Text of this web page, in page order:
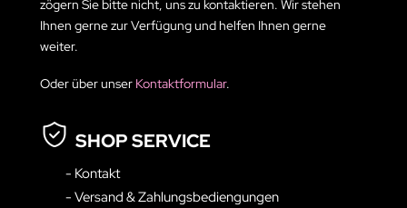
zögern Sie bitte nicht, uns zu kontaktieren. Wir stehen
Ihnen gerne zur Verfügung und helfen Ihnen gerne
weiter.
Oder über unser Kontaktformular.
SHOP SERVICE
- Kontakt
- Versand & Zahlungsbediengungen